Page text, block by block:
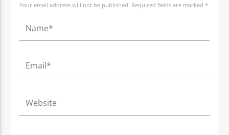
Your email address will not be published. Required fields are marked *